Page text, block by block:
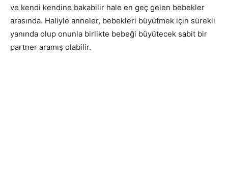
ve kendi kendine bakabilir hale en geç gelen bebekler
arasında. Haliyle anneler, bebekleri büyütmek için sürekli
yanında olup onunla birlikte bebeği büyütecek sabit bir
partner aramış olabilir.